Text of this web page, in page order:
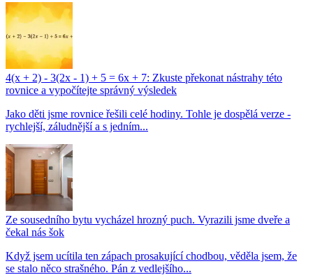
4(x + 2) - 3(2x - 1) + 5 = 6x + 7: Zkuste překonat nástrahy této
rovnice a vypočítejte správný výsledek
Jako děti jsme rovnice řešili celé hodiny. Tohle je dospělá verze -
rychlejší, záludnější a s jedním...
Ze sousedního bytu vycházel hrozný puch. Vyrazili jsme dveře a
čekal nás šok
Když jsem ucítila ten zápach prosakující chodbou, věděla jsem, že
se stalo něco strašného. Pán z vedlejšího...